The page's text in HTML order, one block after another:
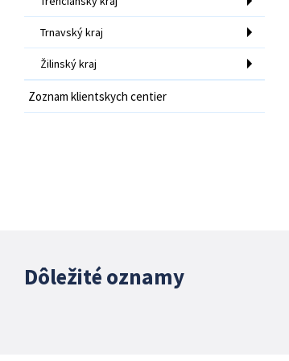
Trnavský kraj
Žilinský kraj
Zoznam klientskych centier
Dôležité oznamy